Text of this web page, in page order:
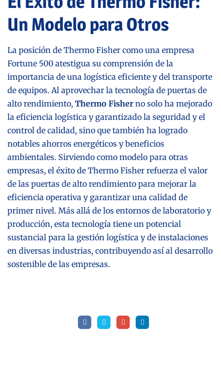
Un Modelo para Otros
La posición de Thermo Fisher como una empresa
Fortune 500 atestigua su comprensión de la
importancia de una logística eficiente y del transporte
de equipos. Al aprovechar la tecnología de puertas de
alto rendimiento, Thermo Fisher no solo ha mejorado
la eficiencia logística y garantizado la seguridad y el
control de calidad, sino que también ha logrado
notables ahorros energéticos y beneficios
ambientales. Sirviendo como modelo para otras
empresas, el éxito de Thermo Fisher refuerza el valor
de las puertas de alto rendimiento para mejorar la
eficiencia operativa y garantizar una calidad de
primer nivel. Más allá de los entornos de laboratorio y
producción, esta tecnología tiene un potencial
sustancial para la gestión logística y de instalaciones
en diversas industrias, contribuyendo así al desarrollo
sostenible de las empresas.